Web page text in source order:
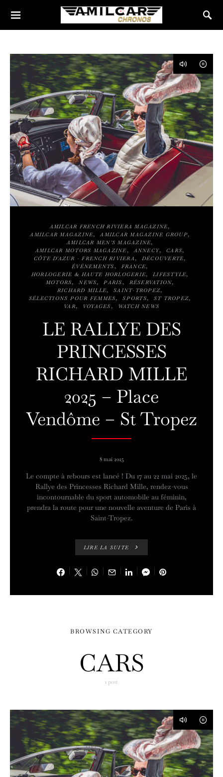
AMILCAR FRENCH RIVIERA MAGAZINE
AMILCAR MAGAZINE
AMILCAR MAGAZINE GROUP
AMILCAR MEN'S MAGAZINE
AMILCAR MOTORS MAGAZINE
ANNECY
CARS
CÔTE D'AZUR - FRENCH RIVIERA
DÉCOUVERTE
ÉVÉNEMENTS
FRANCE
HORLOGERIE & HAUTE HORLOGERIE
LIFESTYLE
MOTORS
NEWS PARIS
RÉSERVATION
RICHARD MILLE
SAINT-TROPEZ
SÉLECTIONS POUR FEMMES
SPORTS
ST TROPEZ
VAR
VOYAGES WATCH NEWS
LE RALLYE DES
PRINCESSES
RICHARD MILLE
2025 – Place
Vendôme – St Tropez
8 mai 2025
Le compte à rebours est lancé ! Du 17 au 22 mai 2025, le
Rallye des Princesses Richard Mille, rendez-vous
incontournable du sport automobile au féminin,
prendra la route pour une nouvelle aventure de Paris à
Saint-Tropez.
LIRE LA SUITE
BROWSING CATEGORY
CARS
1 post